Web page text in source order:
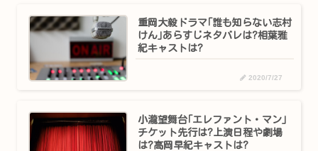
重岡大毅ドラマ｢誰も知らない志村
けん｣あらすじネタバレは?相葉雅
紀キャストは?
2020/7/27
小瀧望舞台｢エレファント・マン｣
チケット先行は?上演日程や劇場
は?高岡早紀キャストは?